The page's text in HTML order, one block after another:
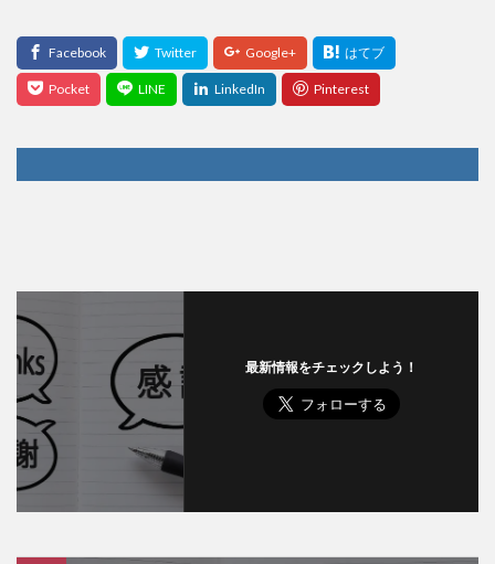
最新情報をチェックしよう！